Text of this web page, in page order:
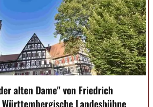
alten Dame" von Friedrich
Landesbühne